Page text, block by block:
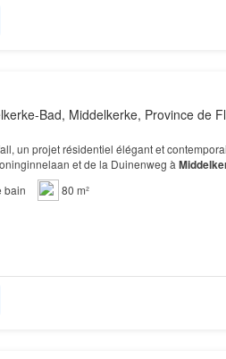
Bad, Middelkerke, Province de
un projet résidentiel élégant et
et de la Duinenweg à
situé au premier étage.…
bain
80 m²